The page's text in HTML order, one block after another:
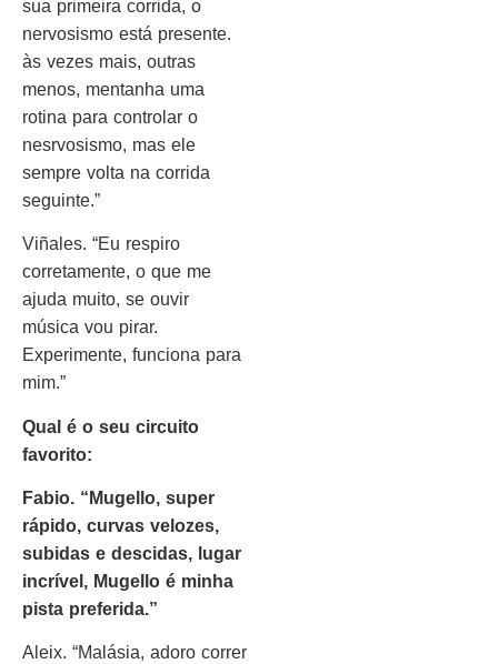
sua primeira corrida, o
nervosismo está presente.
às vezes mais, outras
menos, mentanha uma
rotina para controlar o
nesrvosismo, mas ele
sempre volta na corrida
seguinte.”
Viñales. “Eu respiro
corretamente, o que me
ajuda muito, se ouvir
música vou pirar.
Experimente, funciona para
mim.”
Qual é o seu circuito
favorito:
Fabio. “Mugello, super
rápido, curvas velozes,
subidas e descidas, lugar
incrível, Mugello é minha
pista preferida.”
Aleix. “Malásia, adoro correr